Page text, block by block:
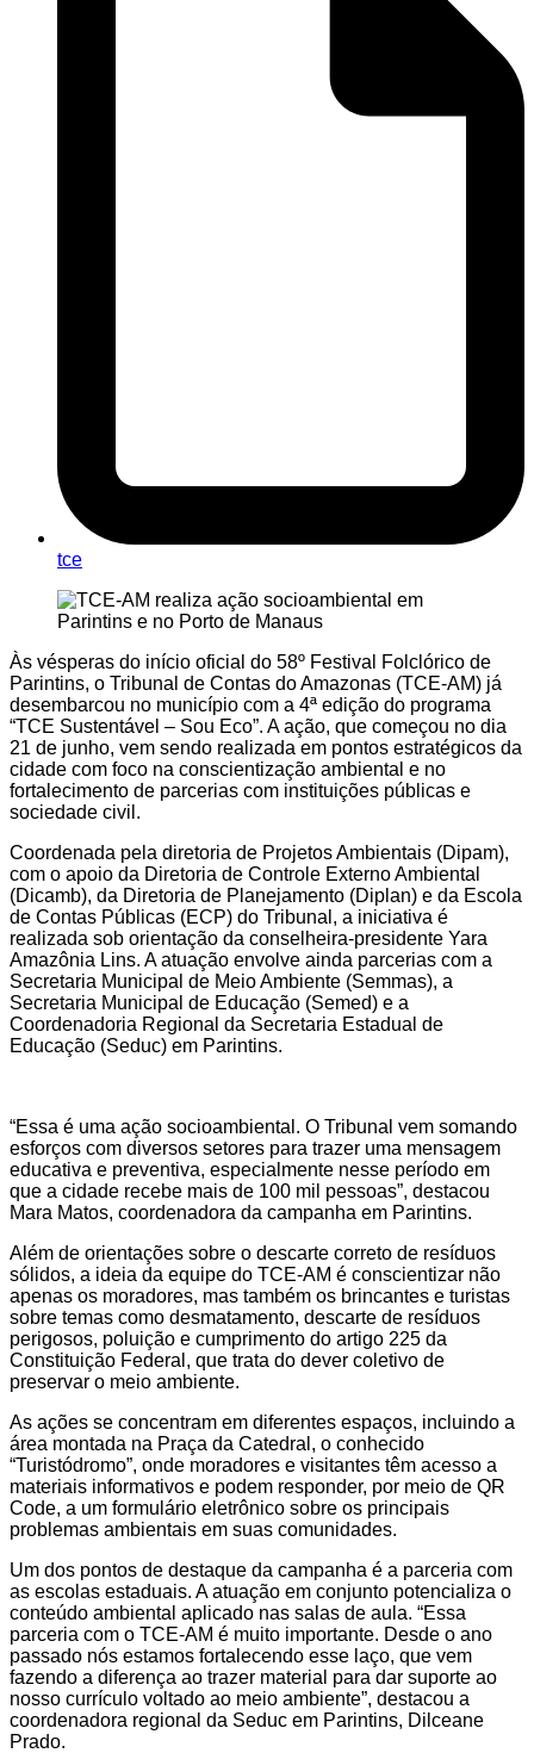
tce
Às vésperas do início oficial do 58º Festival Folclórico de
Parintins, o Tribunal de Contas do Amazonas (TCE-AM) já
desembarcou no município com a 4ª edição do programa
“TCE Sustentável – Sou Eco”. A ação, que começou no dia
21 de junho, vem sendo realizada em pontos estratégicos da
cidade com foco na conscientização ambiental e no
fortalecimento de parcerias com instituições públicas e
sociedade civil.
Coordenada pela diretoria de Projetos Ambientais (Dipam),
com o apoio da Diretoria de Controle Externo Ambiental
(Dicamb), da Diretoria de Planejamento (Diplan) e da Escola
de Contas Públicas (ECP) do Tribunal, a iniciativa é
realizada sob orientação da conselheira-presidente Yara
Amazônia Lins. A atuação envolve ainda parcerias com a
Secretaria Municipal de Meio Ambiente (Semmas), a
Secretaria Municipal de Educação (Semed) e a
Coordenadoria Regional da Secretaria Estadual de
Educação (Seduc) em Parintins.
“Essa é uma ação socioambiental. O Tribunal vem somando
esforços com diversos setores para trazer uma mensagem
educativa e preventiva, especialmente nesse período em
que a cidade recebe mais de 100 mil pessoas”, destacou
Mara Matos, coordenadora da campanha em Parintins.
Além de orientações sobre o descarte correto de resíduos
sólidos, a ideia da equipe do TCE-AM é conscientizar não
apenas os moradores, mas também os brincantes e turistas
sobre temas como desmatamento, descarte de resíduos
perigosos, poluição e cumprimento do artigo 225 da
Constituição Federal, que trata do dever coletivo de
preservar o meio ambiente.
As ações se concentram em diferentes espaços, incluindo a
área montada na Praça da Catedral, o conhecido
“Turistódromo”, onde moradores e visitantes têm acesso a
materiais informativos e podem responder, por meio de QR
Code, a um formulário eletrônico sobre os principais
problemas ambientais em suas comunidades.
Um dos pontos de destaque da campanha é a parceria com
as escolas estaduais. A atuação em conjunto potencializa o
conteúdo ambiental aplicado nas salas de aula. “Essa
parceria com o TCE-AM é muito importante. Desde o ano
passado nós estamos fortalecendo esse laço, que vem
fazendo a diferença ao trazer material para dar suporte ao
nosso currículo voltado ao meio ambiente”, destacou a
coordenadora regional da Seduc em Parintins, Dilceane
Prado.